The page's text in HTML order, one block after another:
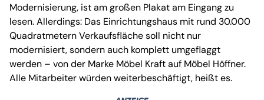
Modernisierung, ist am großen Plakat am Eingang zu
lesen. Allerdings: Das Einrichtungshaus mit rund 30.000
Quadratmetern Verkaufsfläche soll nicht nur
modernisiert, sondern auch komplett umgeflaggt
werden – von der Marke Möbel Kraft auf Möbel Höffner.
Alle Mitarbeiter würden weiterbeschäftigt, heißt es.